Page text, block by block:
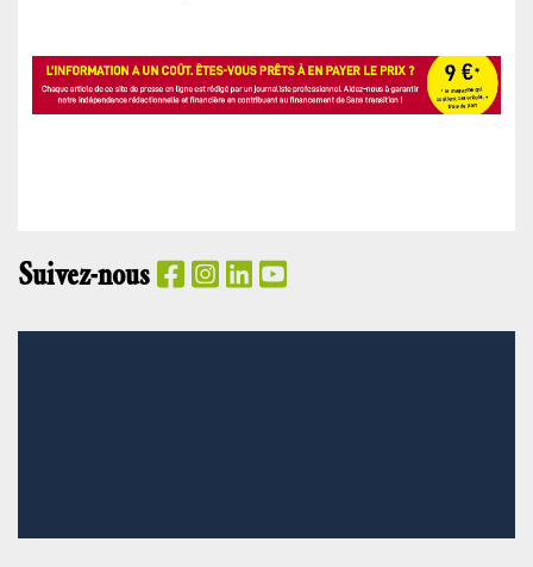
Suivez-nous